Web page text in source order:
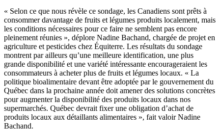
« Selon ce que nous révèle ce sondage, les Canadiens sont prêts à
consommer davantage de fruits et légumes produits localement, mais
les conditions nécessaires pour ce faire ne semblent pas encore
pleinement réunies », déplore Nadine Bachand, chargée de projet en
agriculture et pesticides chez Équiterre. Les résultats du sondage
montrent par ailleurs qu’une meilleure identification, une plus
grande disponibilité et une variété intéressante encourageraient les
consommateurs à acheter plus de fruits et légumes locaux. « La
politique bioalimentaire devant être adoptée par le gouvernement du
Québec dans la prochaine année doit amener des solutions concrètes
pour augmenter la disponibilité des produits locaux dans nos
supermarchés. Québec devrait fixer une obligation d’achat de
produits locaux aux détaillants alimentaires », fait valoir Nadine
Bachand.